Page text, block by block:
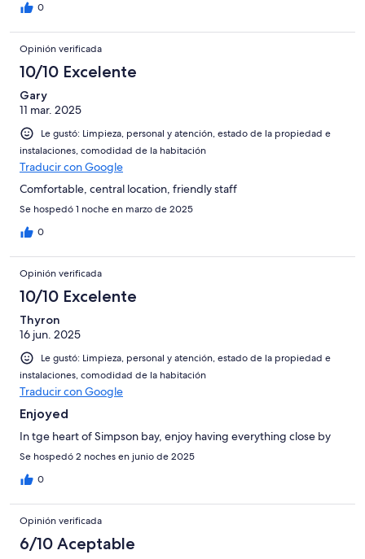
0
Opinión verificada
10/10 Excelente
Gary
11 mar. 2025
Le gustó: Limpieza, personal y atención, estado de la propiedad e
instalaciones, comodidad de la habitación
Traducir con Google
Comfortable, central location, friendly staff
Se hospedó 1 noche en marzo de 2025
0
Opinión verificada
10/10 Excelente
Thyron
16 jun. 2025
Le gustó: Limpieza, personal y atención, estado de la propiedad e
instalaciones, comodidad de la habitación
Traducir con Google
Enjoyed
In tge heart of Simpson bay, enjoy having everything close by
Se hospedó 2 noches en junio de 2025
0
Opinión verificada
6/10 Aceptable